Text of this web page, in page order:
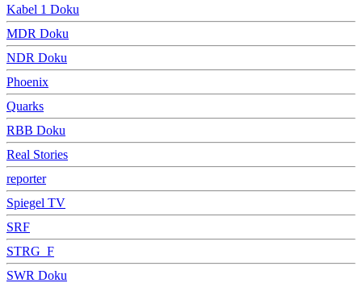
Kabel 1 Doku
MDR Doku
NDR Doku
Phoenix
Quarks
RBB Doku
Real Stories
reporter
Spiegel TV
SRF
STRG_F
SWR Doku